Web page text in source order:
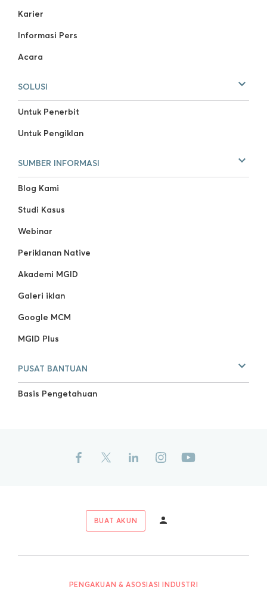
Karier
Informasi Pers
Acara
SOLUSI
Untuk Penerbit
Untuk Pengiklan
SUMBER INFORMASI
Blog Kami
Studi Kasus
Webinar
Periklanan Native
Akademi MGID
Galeri iklan
Google MCM
MGID Plus
PUSAT BANTUAN
Basis Pengetahuan
BUAT AKUN
PENGAKUAN & ASOSIASI INDUSTRI